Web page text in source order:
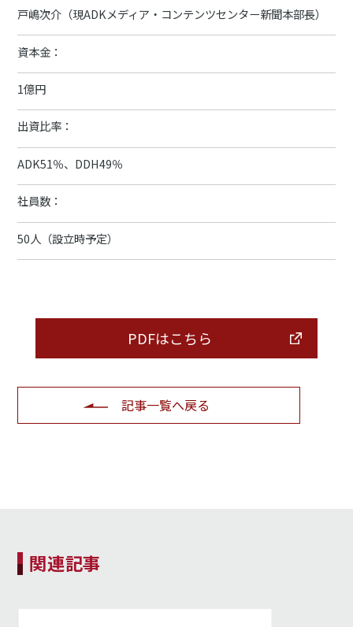
戸嶋次介（現ADKメディア・コンテンツセンター新聞本部長）
資本金：
1億円
出資比率：
ADK51％、DDH49％
社員数：
50人（設立時予定）
PDFはこちら
記事一覧へ戻る
関連記事